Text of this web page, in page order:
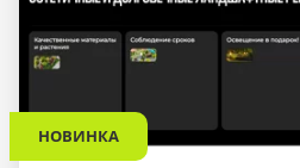
НОВИНКА